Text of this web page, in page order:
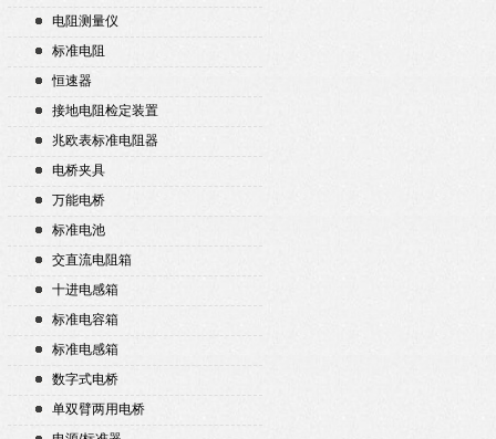
电阻测量仪
标准电阻
恒速器
接地电阻检定装置
兆欧表标准电阻器
电桥夹具
万能电桥
标准电池
交直流电阻箱
十进电感箱
标准电容箱
标准电感箱
数字式电桥
单双臂两用电桥